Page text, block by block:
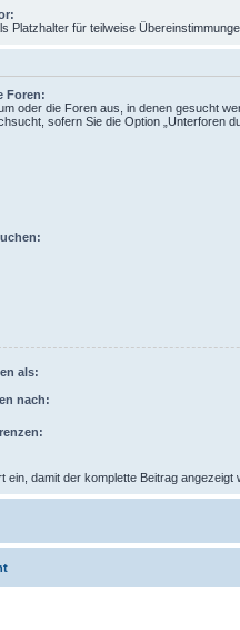
Platzhalter für teilweise
Foren:
oder die Foren aus, in denen gesucht
sofern Sie die Option „Unterforen
als:
nach:
ein, damit der komplette Beitrag angezeigt